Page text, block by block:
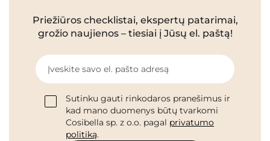
Priežiūros checklistai, ekspertų patarimai,
grožio naujienos – tiesiai į Jūsų el. paštą!
Įveskite savo el. pašto adresą
Sutinku gauti rinkodaros pranešimus ir
kad mano duomenys būtų tvarkomi
Cosibella sp. z o.o. pagal privatumo
politiką.